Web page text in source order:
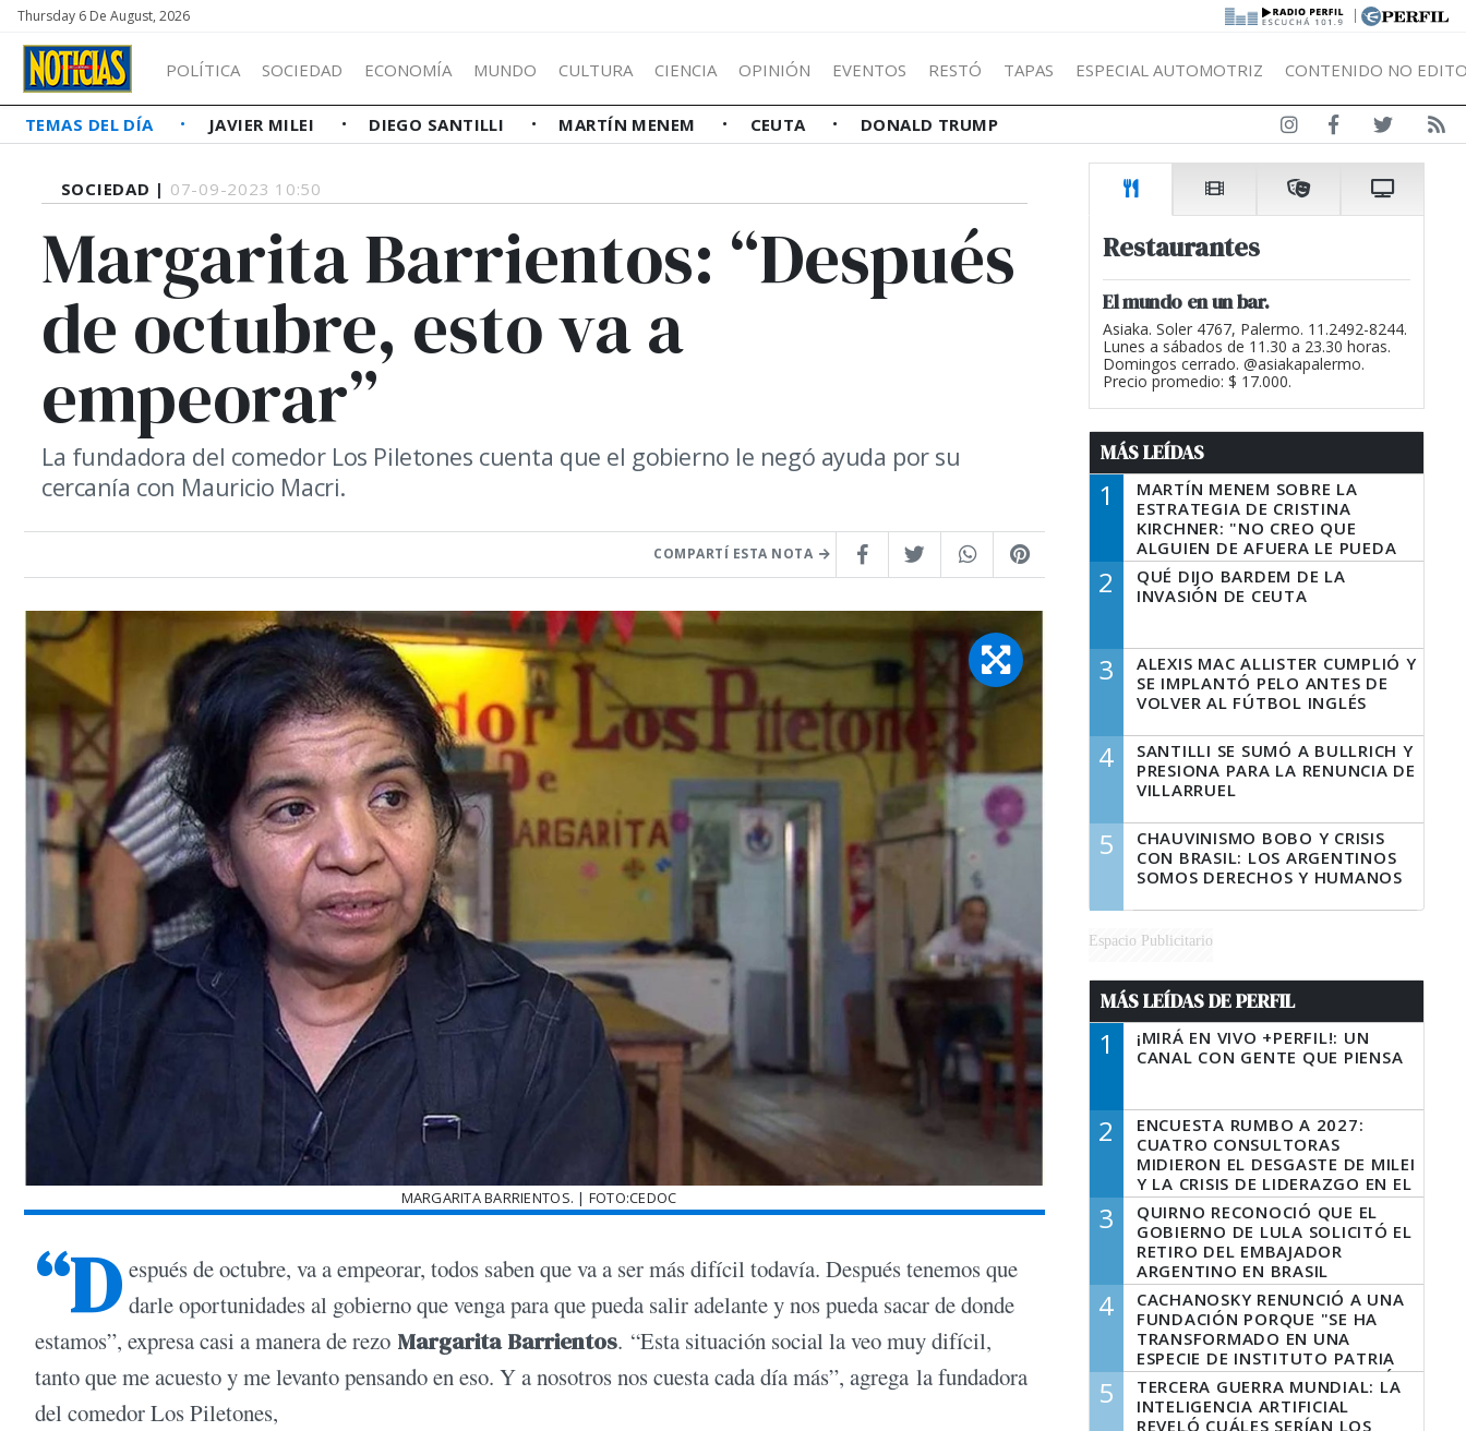
Thursday 6 De August, 2026 |
POLÍTICA SOCIEDAD ECONOMÍA MUNDO CULTURA CIENCIA OPINIÓN EVENTOS RESTÓ TAPAS ESPECIAL AUTOMOTRIZ CONTENIDO NO
TEMAS DEL DÍA JAVIER MILEI DIEGO SANTILLI MARTÍN MENEM CEUTA DONALD TRUMP
SOCIEDAD | 07-09-2023 10:50
Margarita Barrientos: “Después
de octubre, esto va a
empeorar”
La fundadora del comedor Los Piletones cuenta que el gobierno le negó ayuda por su
cercanía con Mauricio Macri.
COMPARTÍ ESTA NOTA
MARGARITA BARRIENTOS. | FOTO:CEDOC
“D espués de octubre, va a empeorar, todos saben que va a ser más difícil todavía. Después tenemos que
darle oportunidades al gobierno que venga para que pueda salir adelante y nos pueda sacar de donde
estamos”, expresa casi a manera de rezo Margarita Barrientos. “Esta situación social la veo muy difícil,
tanto que me acuesto y me levanto pensando en eso. Y a nosotros nos cuesta cada día más”, agrega la fundadora
del comedor Los Piletones,
Restaurantes
El mundo en un bar.
Asiaka. Soler 4767, Palermo. 11.2492-8244.
Lunes a sábados de 11.30 a 23.30 horas.
Domingos cerrado. @asiakapalermo.
Precio promedio: $ 17.000.
MÁS LEÍDAS
1
MARTÍN MENEM SOBRE LA
ESTRATEGIA DE CRISTINA
KIRCHNER: "NO CREO QUE
ALGUIEN DE AFUERA LE PUEDA
DECIR A LA JUSTICIA LO QUE
TIENE QUE HACER"
2
QUÉ DIJO BARDEM DE LA
INVASIÓN DE CEUTA
3
ALEXIS MAC ALLISTER CUMPLIÓ Y
SE IMPLANTÓ PELO ANTES DE
VOLVER AL FÚTBOL INGLÉS
4
SANTILLI SE SUMÓ A BULLRICH Y
PRESIONA PARA LA RENUNCIA DE
VILLARRUEL
5
CHAUVINISMO BOBO Y CRISIS
CON BRASIL: LOS ARGENTINOS
SOMOS DERECHOS Y HUMANOS
Espacio Publicitario
MÁS LEÍDAS DE PERFIL
1
¡MIRÁ EN VIVO +PERFIL!: UN
CANAL CON GENTE QUE PIENSA
2
ENCUESTA RUMBO A 2027:
CUATRO CONSULTORAS
MIDIERON EL DESGASTE DE MILEI
Y LA CRISIS DE LIDERAZGO EN EL
PERONISMO
3
QUIRNO RECONOCIÓ QUE EL
GOBIERNO DE LULA SOLICITÓ EL
RETIRO DEL EMBAJADOR
ARGENTINO EN BRASIL
4
CACHANOSKY RENUNCIÓ A UNA
FUNDACIÓN PORQUE "SE HA
TRANSFORMADO EN UNA
ESPECIE DE INSTITUTO PATRIA
INCONDICIONAL DE LA GESTIÓN
DE MILEI"
5
TERCERA GUERRA MUNDIAL: LA
INTELIGENCIA ARTIFICIAL
REVELÓ CUÁLES SERÍAN LOS